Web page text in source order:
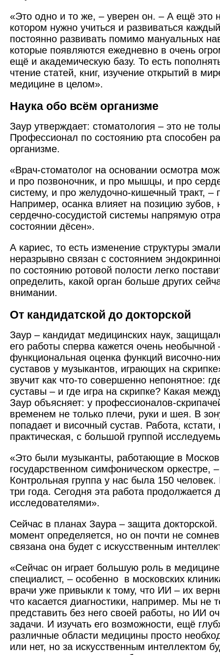
«Это одно и то же, – уверен он. – А ещё это
котором нужно учиться и развиваться
постоянно развивать помимо мануальных
которые появляются ежедневно в очень
ещё и академическую базу. То есть
чтение статей, книг, изучение открытий в
медицине в целом».
Наука обо всём организме
Заур утверждает: стоматология – это не
Профессионал по состоянию рта способен
организме.
«Врач-стоматолог на основании осмотра
и про позвоночник, и про мышцы, и про
систему, и про желудочно-кишечный тракт, –
Например, осанка влияет на позицию зубов,
сердечно-­сосудистой системы напрямую
состоянии дёсен».
А кариес, то есть изменение структуры
неразрывно связан с состоянием
по состоянию ротовой полости легко
определить, какой орган больше других
внимании.
От кандидатской до докторской
Заур – кандидат медицинских наук,
его работы сперва кажется очень необычной
функциональная оценка функций височно-
суставов у музыкантов, играющих на
звучит как что-то совершенно непонятное:
суставы – и где игра на скрипке? Какая
Заур объясняет: у профессионалов-
временем не только плечи, руки и шея. В
попадает и височный сустав. Работа,
практическая, с большой группой
«Это были музыканты, работающие в
государственном симфоническом оркестре,
Контрольная группа у нас была 150 человек.
три года. Сегодня эта работа продолжается
исследователями».
Сейчас в планах Заура – защита
момент определяется, но он почти не
связана она будет с искусственным
«Сейчас он играет большую роль в
специалист, – особенно в московских
врачи уже привыкли к тому, что ИИ – их
что касается диагностики, например. Мы не
представить без него своей работы, но ИИ
задачи. И изучать его возможности, ещё
различные области медицины просто
или нет, но за искусственным интеллектом